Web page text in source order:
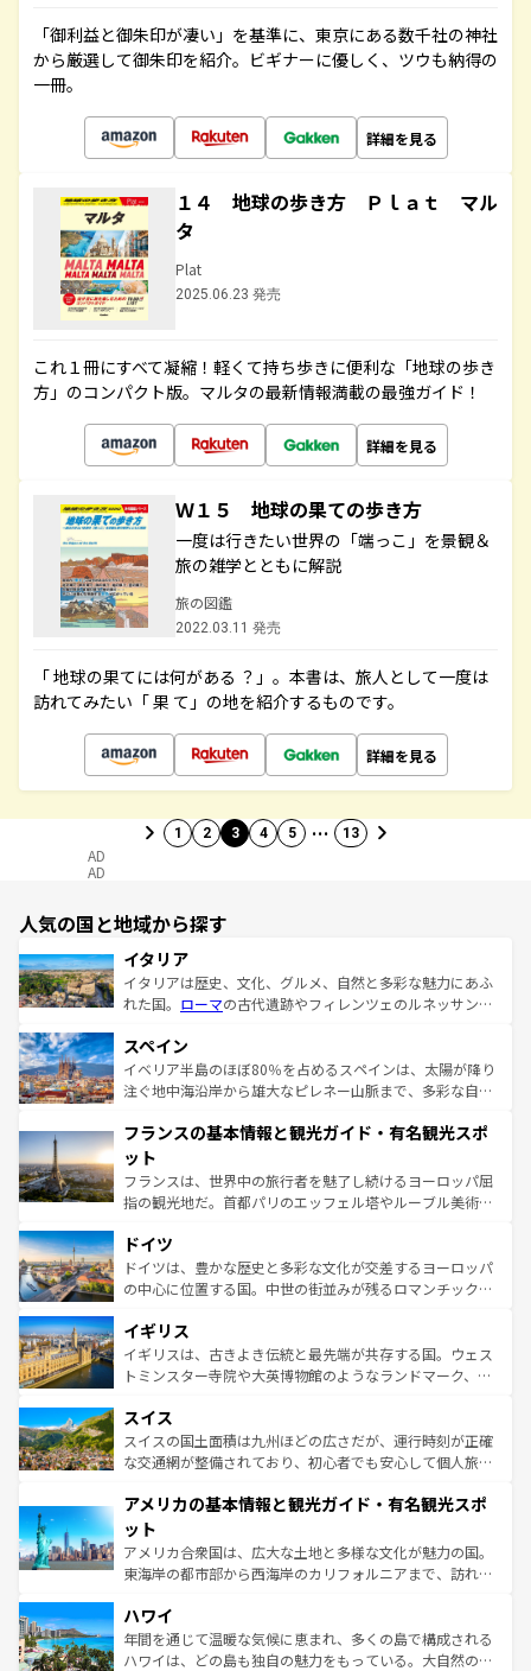
「御利益と御朱印が凄い」を基準に、東京にある数千社の神社
から厳選して御朱印を紹介。ビギナーに優しく、ツウも納得の
一冊。
詳細を見る
１４ 地球の歩き方 Ｐｌａｔ マル
タ
Plat
2025.06.23 発売
これ１冊にすべて凝縮！軽くて持ち歩きに便利な「地球の歩き
方」のコンパクト版。マルタの最新情報満載の最強ガイド！
詳細を見る
Ｗ１５ 地球の果ての歩き方
一度は行きたい世界の「端っこ」を景観＆
旅の雑学とともに解説
旅の図鑑
2022.03.11 発売
「 地球の果てには何がある ？」。本書は、旅人として一度は
訪れてみたい「 果 て」の地を紹介するものです。
詳細を見る
1 2 3 4 5 … 13
AD
AD
人気の国と地域から探す
イタリア
イタリアは歴史、文化、グルメ、自然と多彩な魅力にあふ
れた国。 ローマの古代遺跡やフィレンツェのルネッサンス
ろん、トスカーナの美しい田園風景やアマルフィ海岸の絶
景など、自然景観も見逃せない。観光の合間には、本場の
ピザやパスタなど、絶品のイタリア料理を堪能することも
ませてくれるイタリアで、忘れられない旅をしてみよう！
なお、新着のイタリア情報は
しい。
スペイン
イベリア半島のほぼ80％を占めるスペインは、太陽が降り
注ぐ地中海沿岸から雄大なピレネー山脈まで、多彩な自然
文化が根付くこの国では、情熱的なフラメンコ、熱気あふ
れる闘牛、そして美味しいタパスが生活の一部となってい
る。首都マドリードの洗練された雰囲気や、バルセロナの
アートに溢れた街角から、地方では古代ローマ遺跡や中世
せる。地方によって風土や気候が異なるスペインはその個
性で訪れる人を魅了する。 なお、新着のスペイン情報は コ
ンテンツ一覧を参照してほしい。
フランスの基本情報と観光ガイド・有名観光スポ
ット
フランスは、世界中の旅行者を魅了し続けるヨーロッパ屈
指の観光地だ。首都パリのエッフェル塔やルーブル美術館
で、幅広い魅力が詰まっている。華麗な宮殿、歴史的な大
聖堂、美しいビーチ、そして豊かな自然が、訪れる者を心
から魅了する。また、フランスは美食の国としても知ら
いる。シャンパンの発祥地であるランス、プロヴァンスの
香り高いラベンダー畑など、多彩な楽しみ方が可能だ。さ
らに、パリ以外の地域にも魅力が溢れており、どの街角に
れる地方に足を運ぶとそれぞれで全く異なる文化を体験で
きるだろう。 なお、新着のフランス情報はコンテンツ一覧
を参照してほしい。
ドイツ
ドイツは、豊かな歴史と多彩な文化が交差するヨーロッパ
の中心に位置する国。中世の街並みが残るロマンチック街
顔を持つこの国は、どこを歩いても飽きることがない。ベ
ルリンの文化的活気、バイエルン州のアルプスの絶景、そ
してライン川沿いのワイン畑といった風景は必見。ビール
は、お酒好きな人にはぜひ体験してほしい。 なお、新着の
ドイツ情報はコンテンツ一覧を参照してほしい。
イギリス
イギリスは、古きよき伝統と最先端が共存する国。ウェス
トミンスター寺院や大英博物館のようなランドマーク、歴
リアごとに異なる魅力がある。また、優雅なアフタヌーン
ティー、ビール好きにはたまらない英国パブ、サッカー観
戦など、本場だからこそできる体験も豊富。イギリスを旅
ンツ一覧を参照してほしい。
スイス
スイスの国土面積は九州ほどの広さだが、運行時刻が正確
な交通網が整備されており、初心者でも安心して個人旅行
の建物がそのまま残る町や、スイスならではのユニークな
博物館もあり、アルプス観光だけでなく町歩きも満喫する
ことができる。国民の所得が高いため物価も高いが、旅行
者向けの交通パス提供のサービスもあり、うまく活用すれ
着のスイス情報は
アメリカの基本情報と観光ガイド・有名観光スポ
ット
アメリカ合衆国は、広大な土地と多様な文化が魅力の国。
東海岸の都市部から西海岸のカリフォルニアまで、訪れる
のような巨大都市は、観光、ショッピング、エンターテイ
ンメントが詰まった刺激的なスポットだ。一方、アメリカ
西部には大自然が広がり、グランドキャニオンやイエロー
ハワイ
年間を通じて温暖な気候に恵まれ、多くの島で構成される
ハワイは、どの島も独自の魅力をもっている。大自然の神